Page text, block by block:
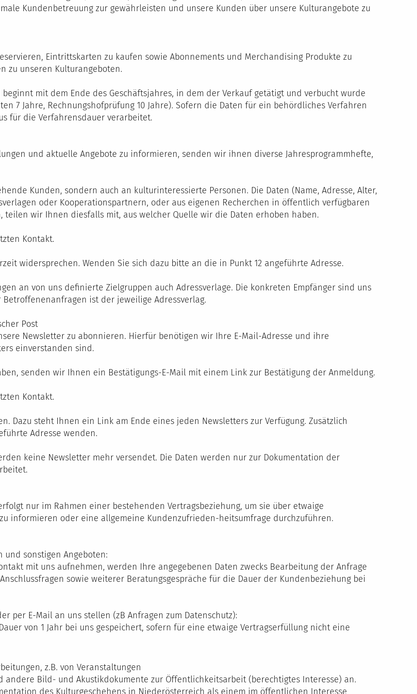
Kundenbetreuung zur gewährleisten und unsere Kunden über unsere Kulturangebote zu
Eintrittskarten zu kaufen sowie Abonnements und Merchandising Produkte zu
zu unseren Kulturangeboten.
mit dem Ende des Geschäftsjahres, in dem der Verkauf getätigt und verbucht wurde
7 Jahre, Rechnungshofprüfung 10 Jahre). Sofern die Daten für ein behördliches Verfahren
für die Verfahrensdauer verarbeitet.
und aktuelle Angebote zu informieren, senden wir ihnen diverse Jahresprogrammhefte,
Kunden, sondern auch an kulturinteressierte Personen. Die Daten (Name, Adresse, Alter,
oder Kooperationspartnern, oder aus eigenen Recherchen in öffentlich verfügbaren
wir Ihnen diesfalls mit, aus welcher Quelle wir die Daten erhoben haben.
Kontakt.
widersprechen. Wenden Sie sich dazu bitte an die in Punkt 12 angeführte Adresse.
an von uns definierte Zielgruppen auch Adressverlage. Die konkreten Empfänger sind uns
ist der jeweilige Adressverlag.
Post
Newsletter zu abonnieren. Hierfür benötigen wir Ihre E-Mail-Adresse und ihre
einverstanden sind.
senden wir Ihnen ein Bestätigungs-E-Mail mit einem Link zur Bestätigung der Anmeldung.
Kontakt.
Dazu steht Ihnen ein Link am Ende eines jeden Newsletters zur Verfügung. Zusätzlich
Adresse wenden.
keine Newsletter mehr versendet. Die Daten werden nur zur Dokumentation der
nur im Rahmen einer bestehenden Vertragsbeziehung, um sie über etwaige
informieren oder eine allgemeine Kundenzufrieden-heitsumfrage durchzuführen.
und sonstigen Angeboten:
mit uns aufnehmen, werden Ihre angegebenen Daten zwecks Bearbeitung der Anfrage
sowie weiterer Beratungsgespräche für die Dauer der Kundenbeziehung bei
per E-Mail an uns stellen (zB Anfragen zum Datenschutz):
von 1 Jahr bei uns gespeichert, sofern für eine etwaige Vertragserfüllung nicht eine
z.B. von Veranstaltungen
andere Bild- und Akustikdokumente zur Öffentlichkeitsarbeit (berechtigtes Interesse) an.
des Kulturgeschehens in Niederösterreich als einem im öffentlichen Interesse